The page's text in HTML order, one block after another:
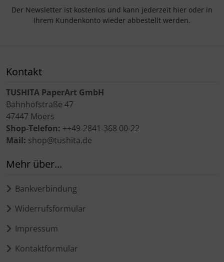
Der Newsletter ist kostenlos und kann jederzeit hier oder in
Ihrem Kundenkonto wieder abbestellt werden.
Kontakt
TUSHITA PaperArt GmbH
Bahnhofstraße 47
47447 Moers
Shop-Telefon: ++49-2841-368 00-22
Mail: shop@tushita.de
Mehr über...
Bankverbindung
Widerrufsformular
Impressum
Kontaktformular